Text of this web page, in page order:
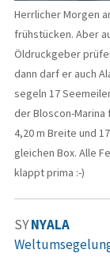
Herrlicher Morgen
frühstücken. Aber
Öldruckgeber
dann darf er auch
segeln 17
der Bloscon-Marina
4,20 m Breite und
gleichen Box. Alle
klappt prima :-)
SYNYALA